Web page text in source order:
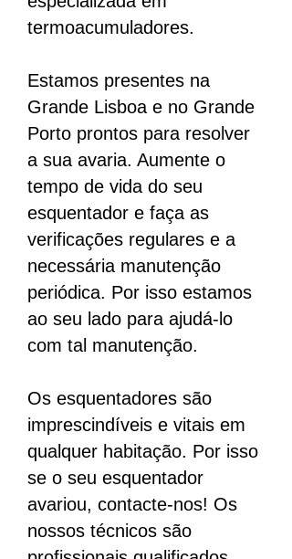
termoacumuladores.
Estamos presentes na
Grande Lisboa e no Grande
Porto prontos para resolver
a sua avaria. Aumente o
tempo de vida do seu
esquentador e faça as
verificações regulares e a
necessária manutenção
periódica. Por isso estamos
ao seu lado para ajudá-lo
com tal manutenção.
Os esquentadores são
imprescindíveis e vitais em
qualquer habitação. Por isso
se o seu esquentador
avariou, contacte-nos! Os
nossos técnicos são